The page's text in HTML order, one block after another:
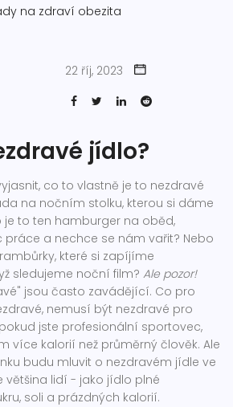
na zdraví obezita
22 říj, 2023
jídlo?
co to vlastně je to nezdravé
na nočním stolku, kterou si dáme
to ten hamburger na oběd,
a nechce se nám vařit? Nebo
které si zapíjíme
sledujeme noční film? Ale pozor!
jsou často zavádějící. Co pro
nemusí být nezdravé pro
jste profesionální sportovec,
více kalorií než průměrný člověk. Ale
budu mluvit o nezdravém jídle ve
většina lidí - jako jídlo plné
soli a prázdných kalorií.